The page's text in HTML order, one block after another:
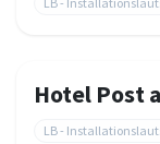
Hotel Post
LB -